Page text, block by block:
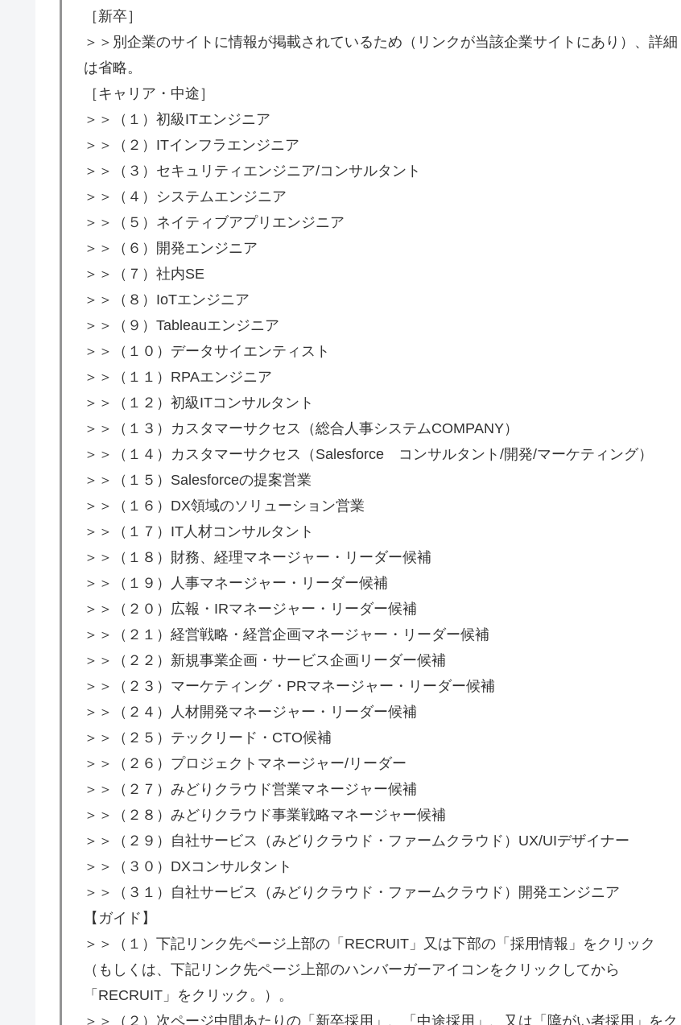
［新卒］
＞＞別企業のサイトに情報が掲載されているため（リンクが当該企業サイトにあり）、詳細
は省略。
［キャリア・中途］
＞＞（１）初級ITエンジニア
＞＞（２）ITインフラエンジニア
＞＞（３）セキュリティエンジニア/コンサルタント
＞＞（４）システムエンジニア
＞＞（５）ネイティブアプリエンジニア
＞＞（６）開発エンジニア
＞＞（７）社内SE
＞＞（８）IoTエンジニア
＞＞（９）Tableauエンジニア
＞＞（１０）データサイエンティスト
＞＞（１１）RPAエンジニア
＞＞（１２）初級ITコンサルタント
＞＞（１３）カスタマーサクセス（総合人事システムCOMPANY）
＞＞（１４）カスタマーサクセス（Salesforce コンサルタント/開発/マーケティング）
＞＞（１５）Salesforceの提案営業
＞＞（１６）DX領域のソリューション営業
＞＞（１７）IT人材コンサルタント
＞＞（１８）財務、経理マネージャー・リーダー候補
＞＞（１９）人事マネージャー・リーダー候補
＞＞（２０）広報・IRマネージャー・リーダー候補
＞＞（２１）経営戦略・経営企画マネージャー・リーダー候補
＞＞（２２）新規事業企画・サービス企画リーダー候補
＞＞（２３）マーケティング・PRマネージャー・リーダー候補
＞＞（２４）人材開発マネージャー・リーダー候補
＞＞（２５）テックリード・CTO候補
＞＞（２６）プロジェクトマネージャー/リーダー
＞＞（２７）みどりクラウド営業マネージャー候補
＞＞（２８）みどりクラウド事業戦略マネージャー候補
＞＞（２９）自社サービス（みどりクラウド・ファームクラウド）UX/UIデザイナー
＞＞（３０）DXコンサルタント
＞＞（３１）自社サービス（みどりクラウド・ファームクラウド）開発エンジニア
【ガイド】
＞＞（１）下記リンク先ページ上部の「RECRUIT」又は下部の「採用情報」をクリック
（もしくは、下記リンク先ページ上部のハンバーガーアイコンをクリックしてから
「RECRUIT」をクリック。）。
＞＞（２）次ページ中間あたりの「新卒採用」、「中途採用」、又は「障がい者採用」をク